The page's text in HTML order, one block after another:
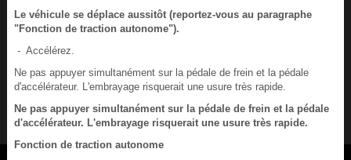
Le véhicule se déplace aussitôt (reportez-vous au paragraphe
"Fonction de traction autonome").
- Accélérez.
Ne pas appuyer simultanément sur la pédale de frein et la pédale
d'accélérateur. L'embrayage risquerait une usure très rapide.
Ne pas appuyer simultanément sur la pédale de frein et la pédale
d'accélérateur. L'embrayage risquerait une usure très rapide.
Fonction de traction autonome